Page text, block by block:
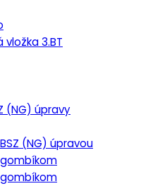
vložka 3.BT
(NG) úpravy
(NG) úpravou